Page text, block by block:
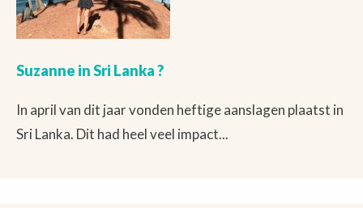
Suzanne in Sri Lanka ?
In april van dit jaar vonden heftige aanslagen plaatst in
Sri Lanka. Dit had heel veel impact...